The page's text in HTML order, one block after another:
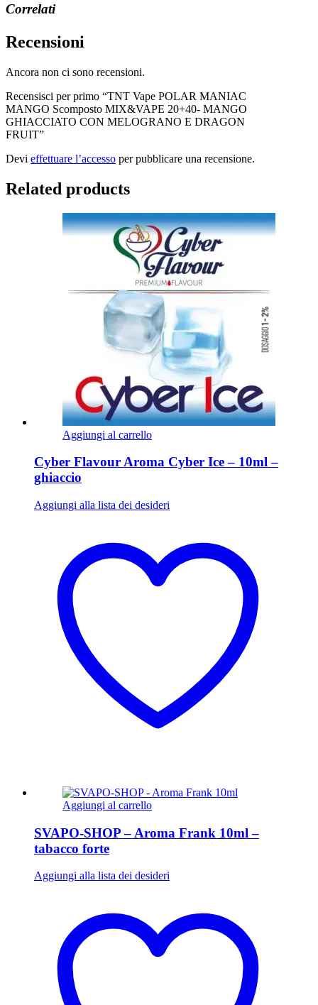
Correlati
Recensioni
Ancora non ci sono recensioni.
Recensisci per primo “TNT Vape POLAR MANIAC
MANGO Scomposto MIX&VAPE 20+40- MANGO
GHIACCIATO CON MELOGRANO E DRAGON
FRUIT”
Devi effettuare l’accesso per pubblicare una recensione.
Related products
Aggiungi al carrello
Cyber Flavour Aroma Cyber Ice – 10ml –
ghiaccio
Aggiungi alla lista dei desideri
Aggiungi al carrello
SVAPO-SHOP – Aroma Frank 10ml –
tabacco forte
Aggiungi alla lista dei desideri